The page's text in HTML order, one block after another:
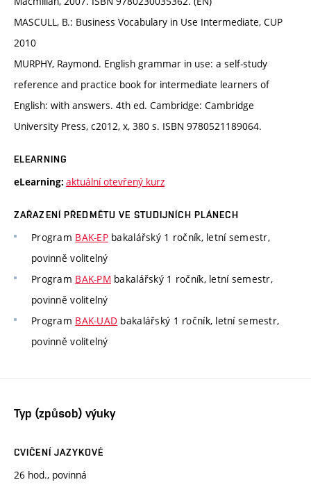
MASCULL, B.: Business Vocabulary in Use Intermediate, CUP
2010
MURPHY, Raymond. English grammar in use: a self-study
reference and practice book for intermediate learners of
English: with answers. 4th ed. Cambridge: Cambridge
University Press, c2012, x, 380 s. ISBN 9780521189064.
ELEARNING
eLearning: aktuální otevřený kurz
ZAŘAZENÍ PŘEDMĚTU VE STUDIJNÍCH PLÁNECH
Program BAK-EPbakalářský 1 ročník, letní semestr,
povinně volitelný
Program BAK-PM bakalářský 1 ročník, letní semestr,
povinně volitelný
Program BAK-UAD bakalářský 1 ročník, letní semestr,
povinně volitelný
Typ (způsob) výuky
CVIČENÍ JAZYKOVÉ
26 hod., povinná